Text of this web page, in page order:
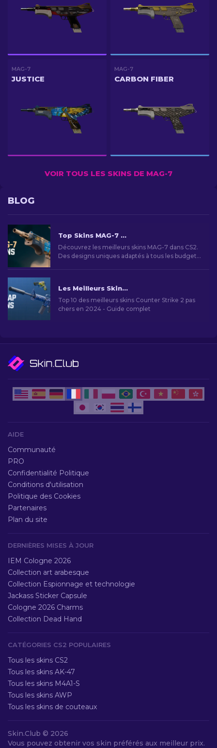
MAG-7
JUSTICE
MAG-7
CARBON FIBER
VOIR TOUS LES SKINS DE MAG-7
BLOG
Top Skins MAG-7 CS2 : Styles et Budgets
Découvrez les meilleurs skins MAG-7 dans CS2.
Des designs uniques adaptés à tous les budgets
Les Meilleurs Skins Bon Marché dans CS2 [2026]
Top 10 des meilleurs skins Counter Strike 2 pas
chers en 2024 - Guide complet
AIDE
Communauté
PRO
Confidentialité Politique
Conditions d'utilisation
Politique des Cookies
Partenaires
Plan du site
DERNIÈRES MISES À JOUR
IEM Cologne 2026
Collection art arabesque
Collection Espionnage et technologie
Jackass Sticker Capsule
Cologne 2026 Charms
Collection Dead Hand
CATÉGORIES CS2 POPULAIRES
Tous les skins CS2
Tous les skins AK-47
Tous les skins M4A1-S
Tous les skins AWP
Tous les skins de couteaux
Skin.Club © 2026
Vous pouvez obtenir vos skin préférés aux meilleur prix.